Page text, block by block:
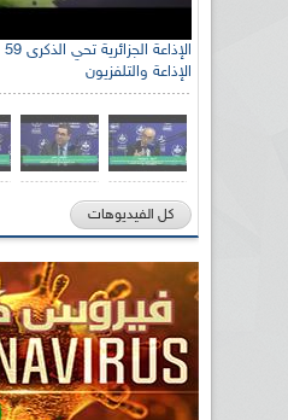
الإذاعة والتلفزيون
كل الفيديوهات